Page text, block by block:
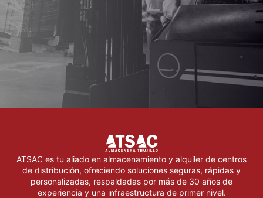
ATSAC es tu aliado en almacenamiento y alquiler de centros
de distribución, ofreciendo soluciones seguras, rápidas y
personalizadas, respaldadas por más de 30 años de
experiencia y una infraestructura de primer nivel.